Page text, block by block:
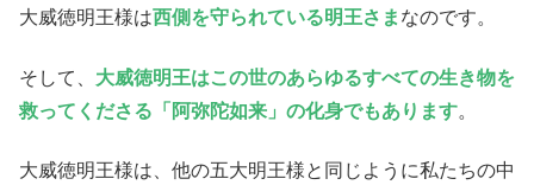
大威徳明王様は西側を守られている明王さま なのです。
そして、 大威徳明王はこの世のあらゆるすべての生き物を
救ってくださる「阿弥陀如来」の化身でもあります。
大威徳明王様は、他の五大明王様と同じように私たちの中